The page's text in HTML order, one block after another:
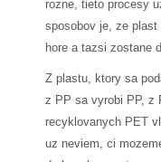
rozne, tieto procesy
sposobov je, ze
hore a tazsi zostane
Z plastu, ktory sa
z PP sa vyrobi PP, z
recyklovanych PET
uz neviem, ci